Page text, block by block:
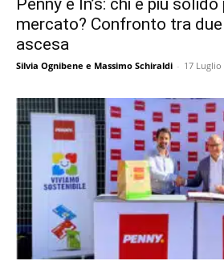
Penny e In’s: chi è più
mercato? Confronto tra
ascesa
Silvia Ognibene e Massimo Schiraldi - 17 Luglio